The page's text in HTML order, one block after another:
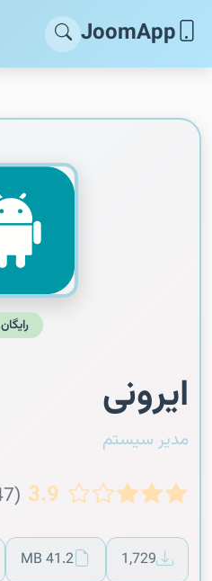
JoomApp
رایگان
ایرونی
مدیر سیستم
3.9 (647 نظر)
1,729
41.2 MB